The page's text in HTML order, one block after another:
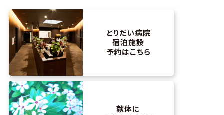
とりだい病院
宿泊施設
予約はこちら
献体に